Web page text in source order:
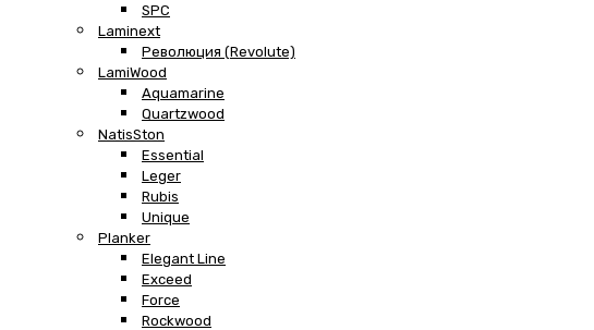
SPC
Laminext
Революция (Revolute)
LamiWood
Aquamarine
Quartzwood
NatisSton
Essential
Leger
Rubis
Unique
Planker
Elegant Line
Exceed
Force
Rockwood